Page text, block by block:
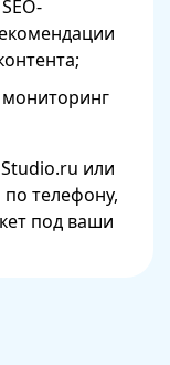
или
телефону,
под ваши